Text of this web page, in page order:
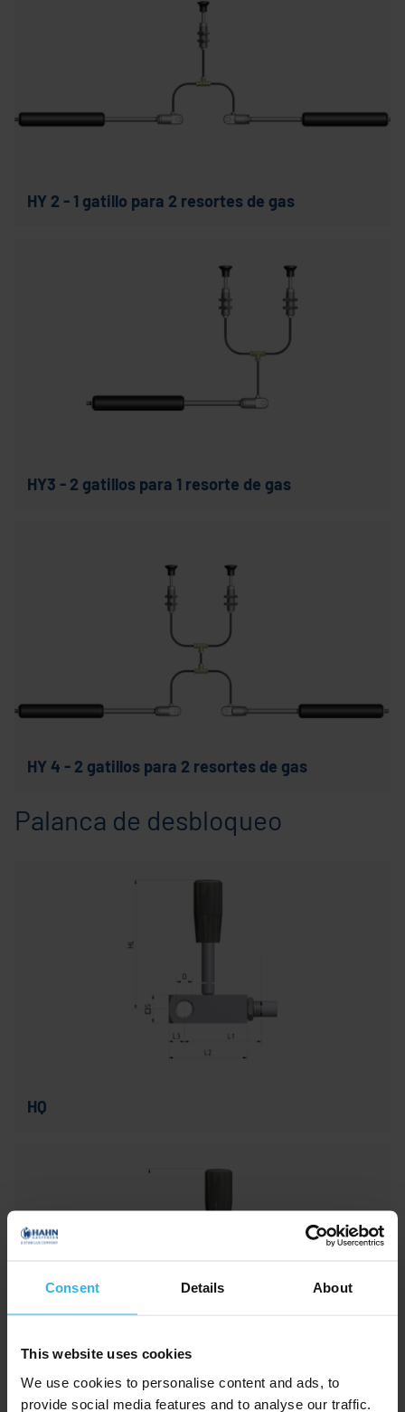
Consent Details About
This website uses cookies
We use cookies to personalise content and ads, to
provide social media features and to analyse our traffic.
HY 2 - 1 gatillo para 2 resortes de gas
HY3 - 2 gatillos para 1 resorte de gas
HY 4 - 2 gatillos para 2 resortes de gas
Palanca de desbloqueo
HQ
HD